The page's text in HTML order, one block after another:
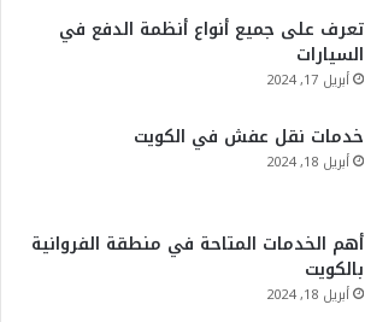
تعرف على جميع أنواع أنظمة الدفع في
السيارات
أبريل 17, 2024
خدمات نقل عفش في الكويت
أبريل 18, 2024
أهم الخدمات المتاحة في منطقة الفروانية
بالكويت
أبريل 18, 2024